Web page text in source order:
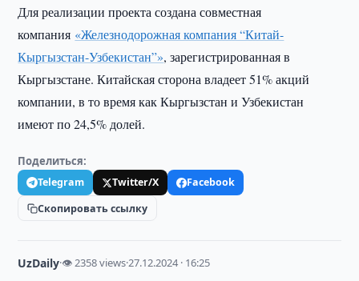
Для реализации проекта создана совместная
компания «Железнодорожная компания “Китай-
Кыргызстан-Узбекистан”», зарегистрированная в
Кыргызстане. Китайская сторона владеет 51% акций
компании, в то время как Кыргызстан и Узбекистан
имеют по 24,5% долей.
Поделиться:
Telegram Twitter/X
Facebook
Скопировать ссылку
UzDaily·👁 2358 views·27.12.2024 · 16:25